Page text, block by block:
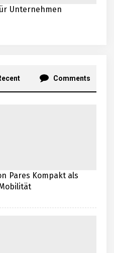
Unternehmen
Comments
Pares Kompakt als